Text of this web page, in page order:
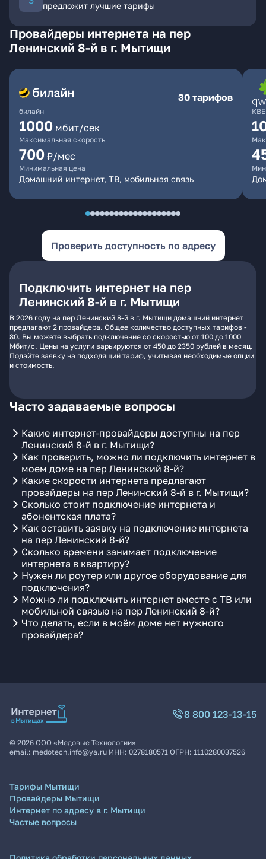
предложит лучшие тарифы
Провайдеры интернета на пер
Ленинский 8-й в г. Мытищи
билайн
30 тарифов
1000 мбит/сек
Максимальная скорость
700 ₽/мес
Минимальная цена
Домашний интернет, ТВ, мобильная связь
Проверить доступность по адресу
Подключить интернет на пер
Ленинский 8-й в г. Мытищи
В 2026 году на пер Ленинский 8-й в г. Мытищи домашний интернет
предлагают 2 провайдера. Общее количество доступных тарифов -
80. Вы можете выбрать подключение со скоростью от 100 до 1000
Мбит/с. Цены на услуги варьируются от 450 до 2350 рублей в месяц.
Подайте заявку на подходящий тариф, учитывая необходимые опции
и стоимость.
Часто задаваемые вопросы
Какие интернет-провайдеры доступны на пер
Ленинский 8-й в г. Мытищи?
Как проверить, можно ли подключить интернет в
моем доме на пер Ленинский 8-й?
Какие скорости интернета предлагают
провайдеры на пер Ленинский 8-й в г. Мытищи?
Сколько стоит подключение интернета и
абонентская плата?
Как оставить заявку на подключение интернета
на пер Ленинский 8-й?
Сколько времени занимает подключение
интернета в квартиру?
Нужен ли роутер или другое оборудование для
подключения?
Можно ли подключить интернет вместе с ТВ или
мобильной связью на пер Ленинский 8-й?
Что делать, если в моём доме нет нужного
провайдера?
8 800 123-13-15
© 2026 ООО «Медовые Технологии»
email: medotech.info@ya.ru ИНН: 0278180571 ОГРН: 1110280037526
Тарифы Мытищи
Провайдеры Мытищи
Интернет по адресу в г. Мытищи
Частые вопросы